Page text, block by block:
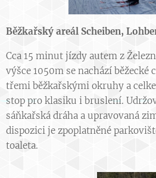
Běžkařský areál Scheiben,
Cca 15 minut jízdy autem z
výšce 1050m se nachází běžecké
třemi běžkařskými okruhy a
stop pro klasiku i bruslení.
sáňkařská dráha a upravovaná
dispozici je zpoplatněné
toaleta.